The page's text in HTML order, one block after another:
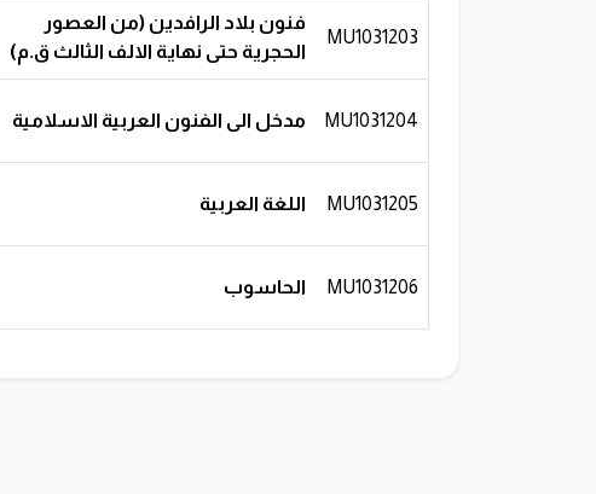
MU1031203
فنون بلاد الرافدين (من العصور
الحجرية حتى نهاية الالف الثالث ق.م)
MU1031204 مدخل الى الفنون العربية الاسلامية
MU1031205 اللغة العربية
MU1031206 الحاسوب